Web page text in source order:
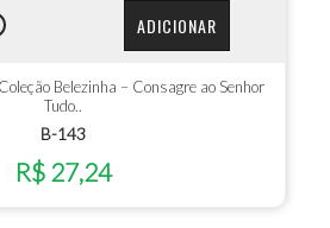
ADICIONAR
Belezinha – Consagre ao Senhor
Tudo..
B-143
R$ 27,24